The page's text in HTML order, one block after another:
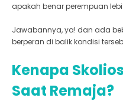
apakah benar perempuan
Jawabannya, ya! dan ada
berperan di balik kondisi
Kenapa
Saat Remaja?